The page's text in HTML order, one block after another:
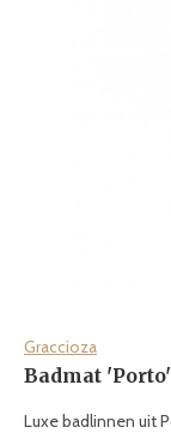
Graccioza
Badmat
Luxe badlinnen uit